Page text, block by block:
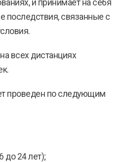
и принимает на себя
последствия, связанные с
всех дистанциях
проведен по следующим
до 24 лет);